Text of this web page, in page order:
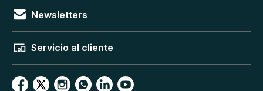
Newsletters
Servicio al cliente